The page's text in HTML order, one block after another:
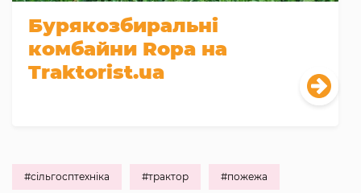
Бурякозбиральні
комбайни Ropa на
Traktorist.ua
#сільгосптехніка #трактор #пожежа